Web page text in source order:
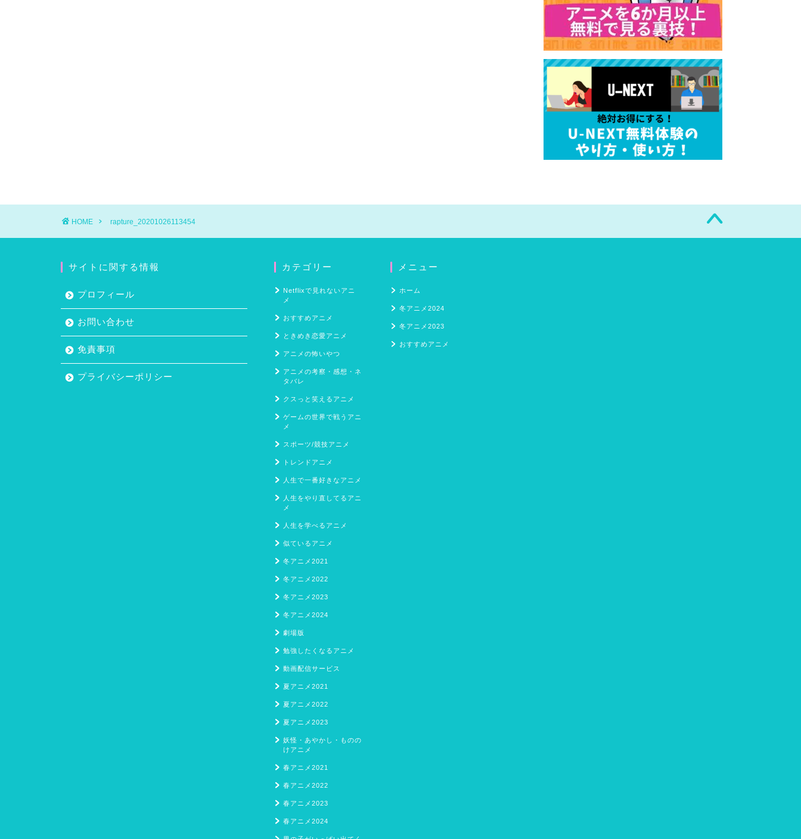
HOME rapture_20201026113454
サイトに関する情報
プロフィール
お問い合わせ
免責事項
プライバシーポリシー
カテゴリー
Netflixで見れないアニ
メ
おすすめアニメ
ときめき恋愛アニメ
アニメの怖いやつ
アニメの考察・感想・ネ
タバレ
クスっと笑えるアニメ
ゲームの世界で戦うアニ
メ
スポーツ/競技アニメ
トレンドアニメ
人生で一番好きなアニメ
人生をやり直してるアニ
メ
人生を学べるアニメ
似ているアニメ
冬アニメ2021
冬アニメ2022
冬アニメ2023
冬アニメ2024
劇場版
勉強したくなるアニメ
動画配信サービス
夏アニメ2021
夏アニメ2022
夏アニメ2023
妖怪・あやかし・ものの
けアニメ
春アニメ2021
春アニメ2022
春アニメ2023
春アニメ2024
メニュー
ホーム
冬アニメ2024
冬アニメ2023
おすすめアニメ